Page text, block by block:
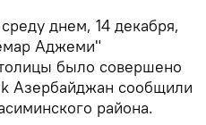
днем, 14 декабря,
Аджеми"
было совершено
Азербайджан сообщили
района.